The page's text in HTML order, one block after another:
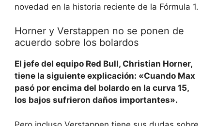
novedad en la historia reciente de la Fórmula 1.
Horner y Verstappen no se ponen de
acuerdo sobre los bolardos
El jefe del equipo Red Bull, Christian Horner,
tiene la siguiente explicación: «Cuando Max
pasó por encima del bolardo en la curva 15,
los bajos sufrieron daños importantes».